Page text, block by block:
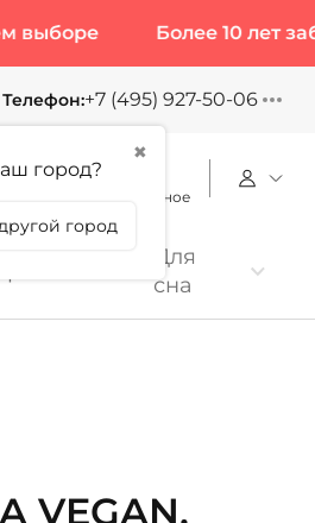
Более 10 лет
✖
город?
город
Телефон:+7 (495) 927-50-06
Избранное
Для
сна
VEGAN,